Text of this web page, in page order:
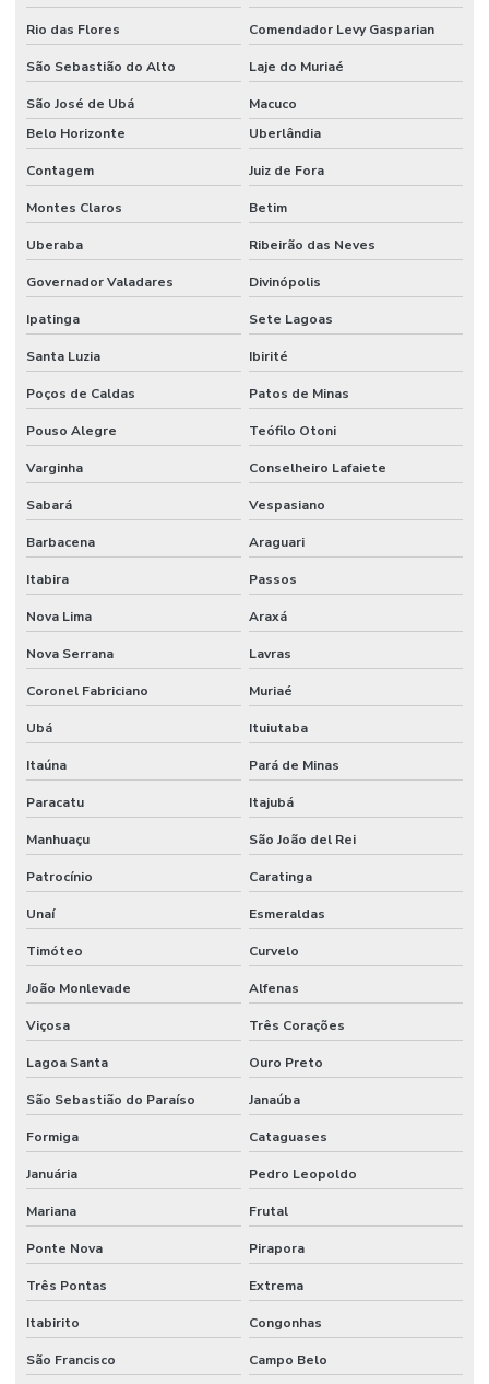
Rio das Flores Comendador Levy Gasparian
São Sebastião do Alto Laje do Muriaé
São José de Ubá
Macuco
Belo Horizonte
Uberlândia
Contagem Juiz de Fora
Montes Claros Betim
Uberaba Ribeirão das Neves
Governador Valadares Divinópolis
Ipatinga Sete Lagoas
Santa Luzia Ibirité
Poços de Caldas Patos de Minas
Pouso Alegre Teófilo Otoni
Varginha Conselheiro Lafaiete
Sabará Vespasiano
Barbacena Araguari
Itabira Passos
Nova Lima Araxá
Nova Serrana Lavras
Coronel Fabriciano Muriaé
Ubá Ituiutaba
Itaúna Pará de Minas
Paracatu Itajubá
Manhuaçu São João del Rei
Patrocínio Caratinga
Unaí Esmeraldas
Timóteo Curvelo
João Monlevade Alfenas
Viçosa Três Corações
Lagoa Santa Ouro Preto
São Sebastião do Paraíso Janaúba
Formiga Cataguases
Januária Pedro Leopoldo
Mariana Frutal
Ponte Nova Pirapora
Três Pontas Extrema
Itabirito Congonhas
São Francisco Campo Belo